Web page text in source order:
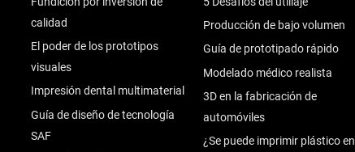
calidad
El poder de los prototipos
visuales
Impresión dental multimaterial
Guía de diseño de tecnología
SAF
Producción de bajo volumen
Guía de prototipado rápido
Modelado médico realista
3D en la fabricación de
automóviles
¿Se puede imprimir plástico en